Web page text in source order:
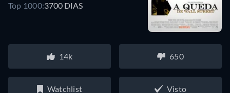
Top 1000:3700 DIAS
14k 650
Watchlist Visto